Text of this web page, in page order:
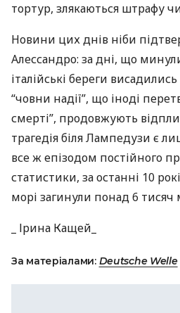
тортур, злякаються штрафу чи
Новини цих днів ніби
Алессандро: за дні, що
італійські береги
“човни надії”, що іноді
смерті”, продовжують
трагедія біля Лампедузи є
все ж епізодом постійного
статистики, за останні 10
морі загинули понад 6 тисяч
_ Ірина Кащей_
За матеріалами: Deutsche Welle